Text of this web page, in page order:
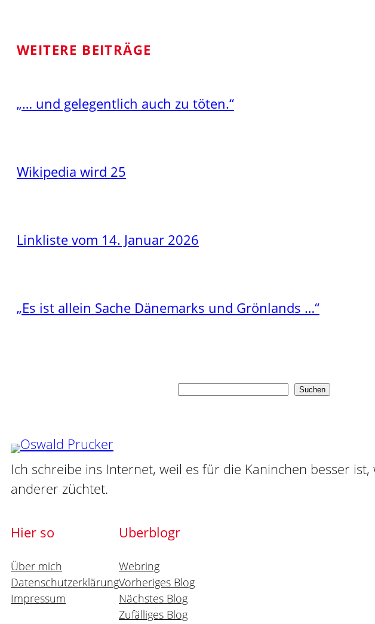
WEITERE BEITRÄGE
„… und gelegentlich auch zu töten.“
Wikipedia wird 25
Linkliste vom 14. Januar 2026
„Es ist allein Sache Dänemarks und Grönlands …“
Suchen
Ich schreibe ins Internet, weil es für die Kaninchen besser ist,
anderer züchtet.
Hier so
Über mich
Datenschutzerklärung
Impressum
Uberblogr
Webring
Vorheriges Blog
Nächstes Blog
Zufälliges Blog